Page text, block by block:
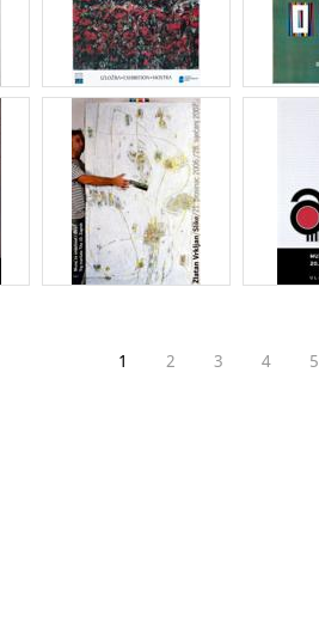
1 2 3 4 5